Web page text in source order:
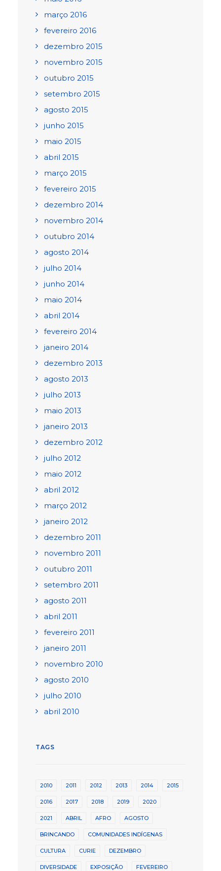
março 2016
fevereiro 2016
dezembro 2015
novembro 2015
outubro 2015
setembro 2015
agosto 2015
junho 2015
maio 2015
abril 2015
março 2015
fevereiro 2015
dezembro 2014
novembro 2014
outubro 2014
agosto 2014
julho 2014
junho 2014
maio 2014
abril 2014
fevereiro 2014
janeiro 2014
dezembro 2013
agosto 2013
julho 2013
maio 2013
janeiro 2013
dezembro 2012
julho 2012
maio 2012
abril 2012
março 2012
janeiro 2012
dezembro 2011
novembro 2011
outubro 2011
setembro 2011
agosto 2011
abril 2011
fevereiro 2011
janeiro 2011
novembro 2010
agosto 2010
julho 2010
abril 2010
TAGS
2010 2011 2012 2013 2014 2015
2016 2017 2018 2019 2020
2021 ABRIL AFRO AGOSTO
BRINCANDO COMUNIDADES INDÍGENAS
CULTURA CURIE DEZEMBRO
DIVERSIDADE EXPOSIÇÃO FEVEREIRO